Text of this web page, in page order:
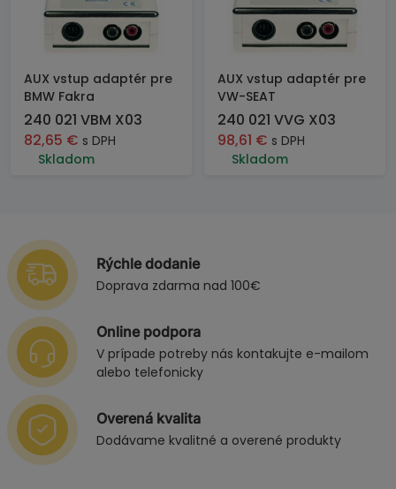
AUX vstup adaptér pre
BMW Fakra
240 021 VBM X03
82,65 € s DPH
Skladom
AUX vstup adaptér pre
VW-SEAT
240 021 VVG X03
98,61 € s DPH
Skladom
Rýchle dodanie
Doprava zdarma nad 100€
Online podpora
V prípade potreby nás kontakujte e-mailom
alebo telefonicky
Overená kvalita
Dodávame kvalitné a overené produkty